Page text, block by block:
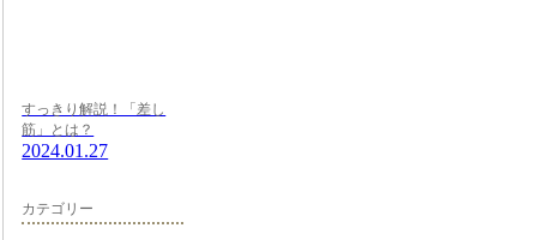
すっきり解説！「差し
筋」とは？
2024.01.27
カテゴリー